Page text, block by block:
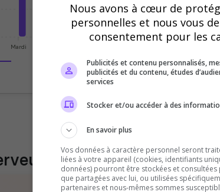
Mardi
Nous avons à cœur de
personnelles et nous vous
consentement pour les
Publicités et contenu personnalisés,
publicités et du contenu, études
services
Stocker et/ou accéder à des
En savoir plus
Vos données à caractère personnel seront
liées à votre appareil (cookies, identifiants
données) pourront être stockées et
que partagées avec lui, ou utilisées
partenaires et nous-mêmes sommes